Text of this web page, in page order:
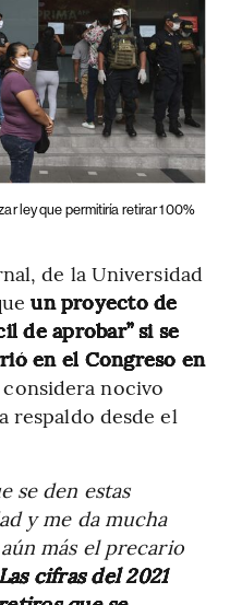
ley que permitiría retirar 100%
de la Universidad
un proyecto de
de aprobar” si se
en el Congreso en
nocivo
respaldo desde el
se den estas
y me da mucha
más el precario
Las cifras del 2021